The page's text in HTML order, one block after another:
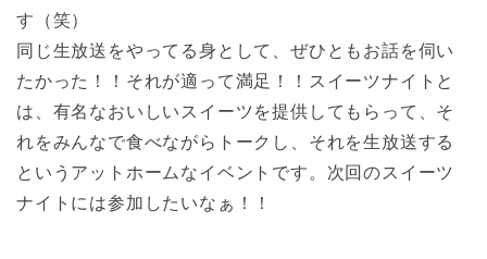
す（笑）
同じ生放送をやってる身として、ぜひともお話を伺い
たかった！！それが適って満足！！スイーツナイトと
は、有名なおいしいスイーツを提供してもらって、そ
れをみんなで食べながらトークし、それを生放送する
というアットホームなイベントです。次回のスイーツ
ナイトには参加したいなぁ！！